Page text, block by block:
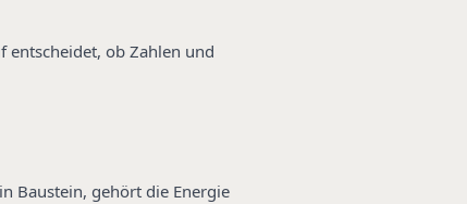
entscheidet, ob Zahlen und
Baustein, gehört die Energie